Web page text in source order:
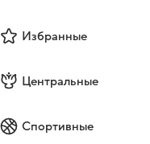
Избранные
Центральные
Спортивные